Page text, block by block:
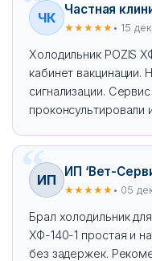
ЧК
Частная
★★★★★ • 15
Холодильник POZIS
кабинет вакцинации.
сигнализации.
проконсультировали
ИП
ИП ‘Вет-
★★★★★ • 05
Брал холодильник
ХФ-140-1 простая и
без задержек.